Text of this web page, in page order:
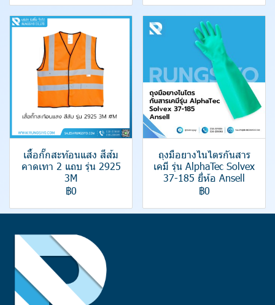
เสื้อกั๊กสะท้อนแสง สีส้ม
คาดเทา 2 แถบ รุ่น 2925
3M
฿0
ถุงมือยางไนไตรกันสาร
เคมี รุ่น AlphaTec Solvex
37-185 ยี่ห้อ Ansell
฿0